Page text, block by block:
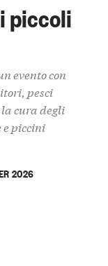
piccoli
evento con
pesci
cura degli
piccini
2026